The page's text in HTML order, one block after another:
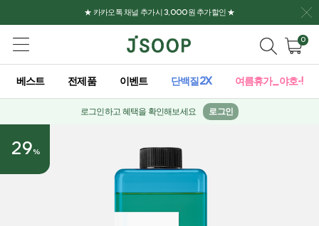
★ 카카오톡 채널 추가시 3,000원 추가할인 ★
0
베스트 전제품 이벤트 단백질2X 여름휴가_야호-!
로그인하고 혜택을 확인해보세요 로그인
29%